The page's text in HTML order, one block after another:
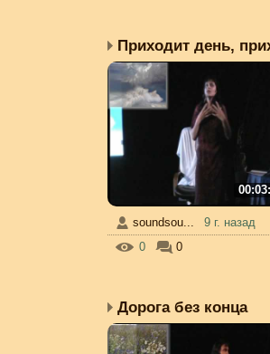
soundsou...
9 г. назад
0
0
Дорога без конца